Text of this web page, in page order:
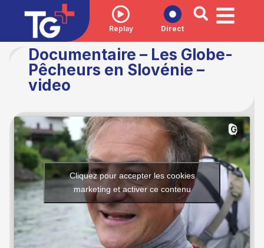
Replay Direct
Documentaire – Les Globe-
Pêcheurs en Slovénie –
video
Cliquez pour accepter les cookies
marketing et activer ce contenu